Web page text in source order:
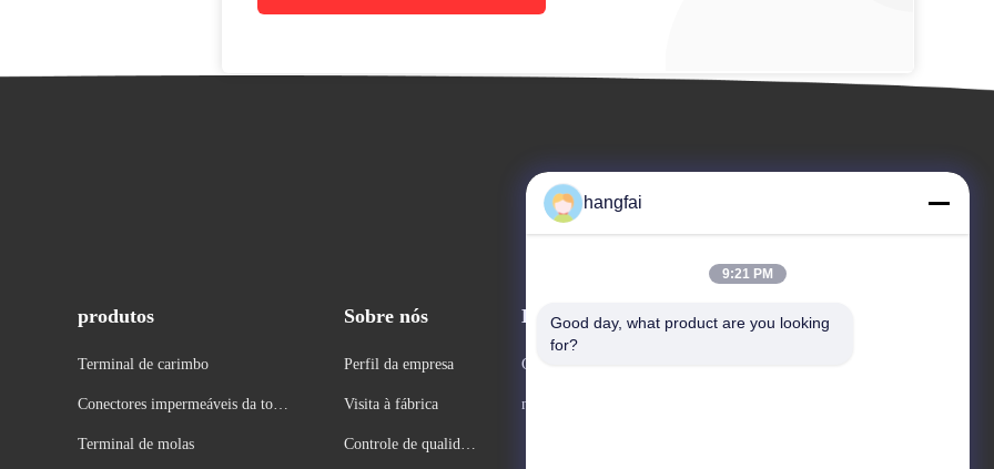
produtos
Terminal de carimbo
Conectores impermeáveis da tomad
Terminal de molas
Sobre nós
Perfil da empresa
Visita à fábrica
Controle de qualidad
Eventos
Casos
notícias
Pedido Umas citações
hangfai
9:21 PM
Good day, what product are you looking
for?